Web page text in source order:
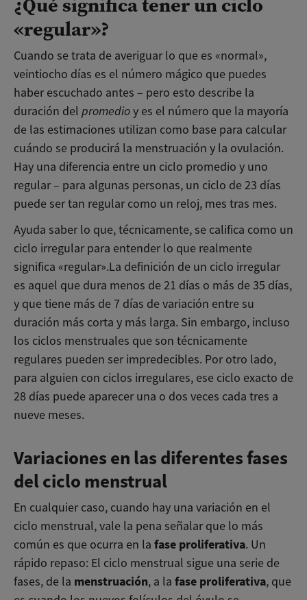
«regular»?
Cuando se trata de averiguar lo que es «normal»,
veintiocho días es el número mágico que puedes
haber escuchado antes – pero esto describe la
duración del promedioy es el número que la mayoría
de las estimaciones utilizan como base para calcular
cuándo se producirá la menstruación y la ovulación.
Hay una diferencia entre un ciclo promedio y uno
regular – para algunas personas, un ciclo de 23 días
puede ser tan regular como un reloj, mes tras mes.
Ayuda saber lo que, técnicamente, se califica como un
ciclo irregular para entender lo que realmente
significa «regular».La definición de un ciclo irregular
es aquel que dura menos de 21 días o más de 35 días,
y que tiene más de 7 días de variación entre su
duración más corta y más larga. Sin embargo, incluso
los ciclos menstruales que son técnicamente
regulares pueden ser impredecibles. Por otro lado,
para alguien con ciclos irregulares, ese ciclo exacto de
28 días puede aparecer una o dos veces cada tres a
nueve meses.
Variaciones en las diferentes fases
del ciclo menstrual
En cualquier caso, cuando hay una variación en el
ciclo menstrual, vale la pena señalar que lo más
común es que ocurra en la fase proliferativa. Un
rápido repaso: El ciclo menstrual sigue una serie de
fases, de la menstruación, a la fase proliferativa, que